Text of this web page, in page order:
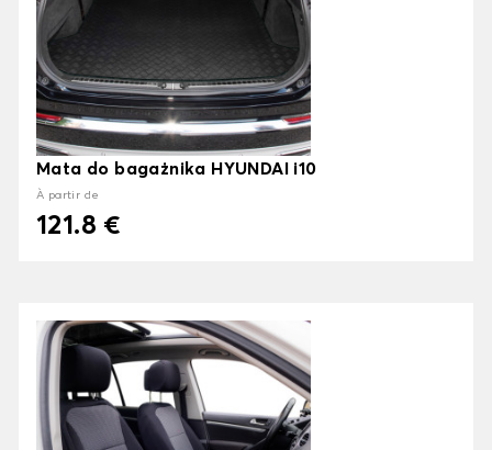
Mata do bagażnika HYUNDAI i10
À partir de
121.8 €